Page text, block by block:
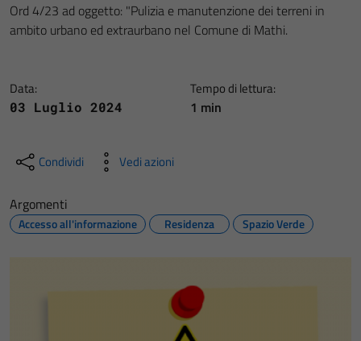
Ord 4/23 ad oggetto: "Pulizia e manutenzione dei terreni in
ambito urbano ed extraurbano nel Comune di Mathi.
Data:
03 Luglio 2024
Tempo di lettura:
1 min
Condividi Vedi azioni
Argomenti
Accesso all'informazione Residenza Spazio Verde